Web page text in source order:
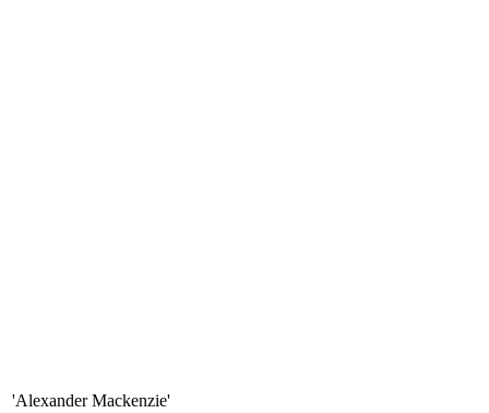
'Alexander Mackenzie'